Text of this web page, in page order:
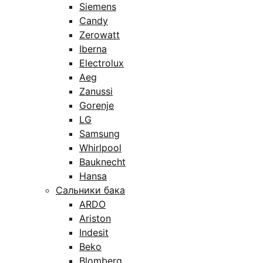
Siemens
Candy
Zerowatt
Iberna
Electrolux
Aeg
Zanussi
Gorenje
LG
Samsung
Whirlpool
Bauknecht
Hansa
Сальники бака
ARDO
Ariston
Indesit
Beko
Blomberg